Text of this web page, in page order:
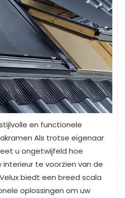
en functionele
Als trotse eigenaar
u ongetwijfeld hoe
interieur te voorzien van de
biedt een breed scala
oplossingen om uw